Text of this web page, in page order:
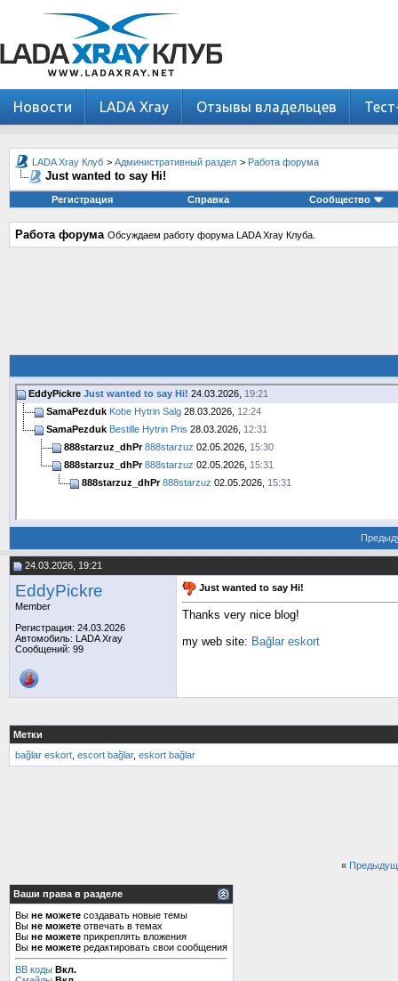
Новости LADA Xray Отзывы владельцев
LADA Xray Клуб > Административный раздел > Работа форума
Just wanted to say Hi!
Регистрация Справка Сообщество
Работа форума Обсуждаем работу форума LADA Xray Клуба.
EddyPickre Just wanted to say Hi! 24.03.2026, 19:21
SamaPezduk Kobe Hytrin Salg 28.03.2026, 12:24
SamaPezduk Bestille Hytrin Pris 28.03.2026, 12:31
888starzuz_dhPr 888starzuz 02.05.2026, 15:30
888starzuz_dhPr 888starzuz 02.05.2026, 15:31
888starzuz_dhPr 888starzuz 02.05.2026, 15:31
24.03.2026, 19:21
EddyPickre
Member
Регистрация: 24.03.2026
Автомобиль: LADA Xray
Сообщений: 99
Just wanted to say Hi!
Thanks very nice blog!
my web site: Bağlar eskort
Метки
bağlar eskort escort bağlar, eskort bağlar
«
Ваши права в разделе
Вы не можете создавать новые темы
Вы не можете отвечать в темах
Вы не можете прикреплять вложения
Вы не можете редактировать свои сообщения
BB коды Вкл.